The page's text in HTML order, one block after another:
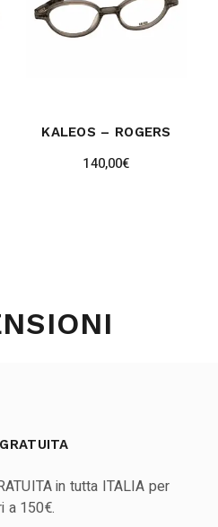
KALEOS – ROGERS
140,00€
in tutta ITALIA per
a 150€.